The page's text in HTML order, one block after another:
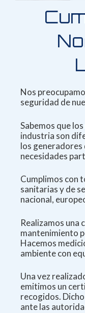
Nos
seguridad de
Sabemos que
industria son
los generadores
necesidades
Cumplimos con
sanitariasy de
nacional,
Realizamos una
mantenimiento
Hacemos
ambiente con
Una vez
emitimos un
recogidos.
ante las